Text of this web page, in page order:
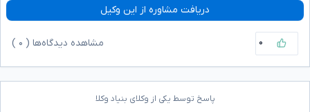
دریافت مشاوره از این وکیل
۰ مشاهده دیدگاه‌ها ( ۰
پاسخ توسط یکی از وکلای بنیاد وکلا